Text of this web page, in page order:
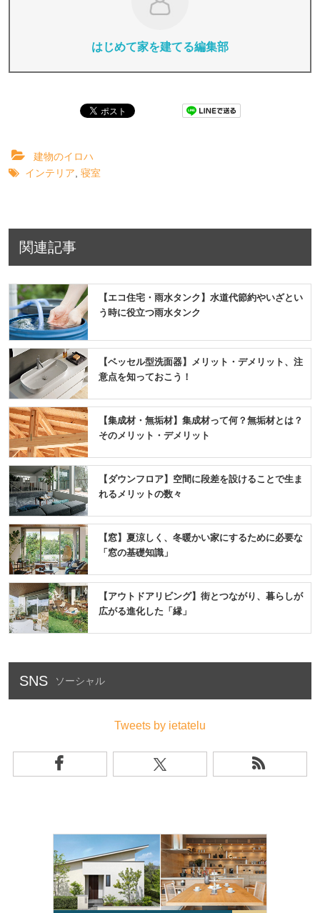
はじめて家を建てる編集部
建物のイロハ
インテリア 寝室
関連記事
【エコ住宅・雨水タンク】水道代節約やいざとい
う時に役立つ雨水タンク
【ベッセル型洗面器】メリット・デメリット、注
意点を知っておこう！
【集成材・無垢材】集成材って何？無垢材とは？
そのメリット・デメリット
【ダウンフロア】空間に段差を設けることで生ま
れるメリットの数々
【窓】夏涼しく、冬暖かい家にするために必要な
「窓の基礎知識」
【アウトドアリビング】街とつながり、暮らしが
広がる進化した「縁」
SNS
Tweets by ietatelu